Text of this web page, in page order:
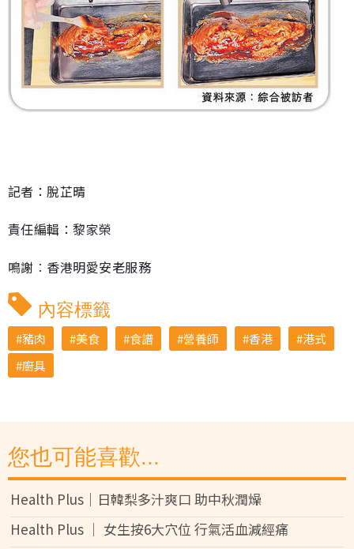
記者：脫芷晴
責任編輯：黎家榮
鳴謝︰香港明愛安老服務
內容標籤
豬肉 美食 食譜 營養師 香港
港式
廚具
您也可能喜歡...
Health Plus│日韓梨多汁爽口 助中秋潤燥
Health Plus │ 女生按6大穴位 行氣活血減經痛